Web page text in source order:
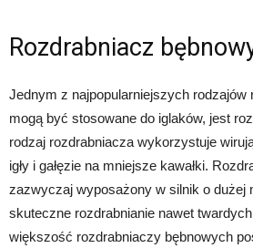
Rozdrabniacz
Jednym z najpopularniejszych rodzajów
mogą być stosowane do iglaków, jest
rodzaj rozdrabniacza wykorzystuje
igły i gałęzie na mniejsze kawałki.
zazwyczaj wyposażony w silnik o dużej
skuteczne rozdrabnianie nawet twardych
większość rozdrabniaczy bębnowych